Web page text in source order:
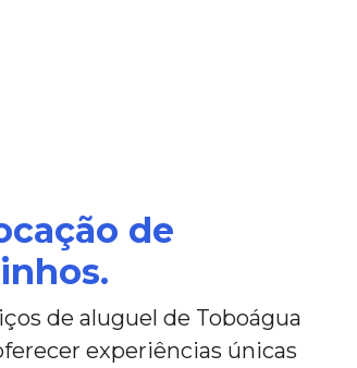
de
de aluguel de Toboágua
experiências únicas